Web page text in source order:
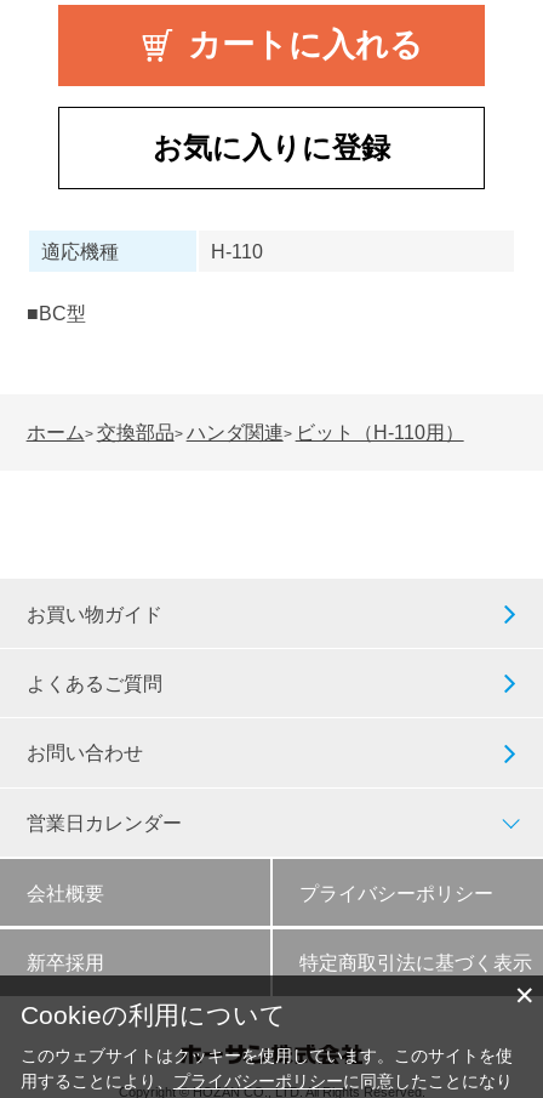
お気に入りに登録
適応機種 H-110
■BC型
ホーム> 交換部品> ハンダ関連> ビット（H-110用）
お買い物ガイド
よくあるご質問
お問い合わせ
営業日カレンダー
会社概要 プライバシーポリシー
新卒採用 特定商取引法に基づく表示
Copyright © HOZAN CO., LTD. All Rights Reserved.
✕
Cookieの利用について
このウェブサイトはクッキーを使用しています。このサイトを使
用することにより、 プライバシーポリシーに同意したことになり